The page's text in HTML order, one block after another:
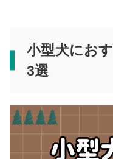
小型犬にお
3選